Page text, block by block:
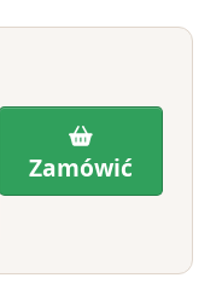
Zamówić